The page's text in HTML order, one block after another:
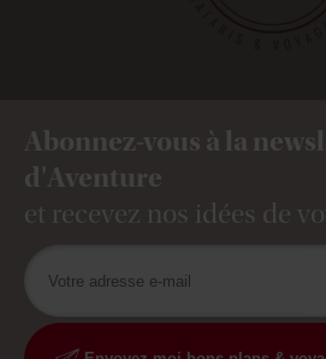
Abonnez-vous à la
d'Aventure
et recevez nos idées de